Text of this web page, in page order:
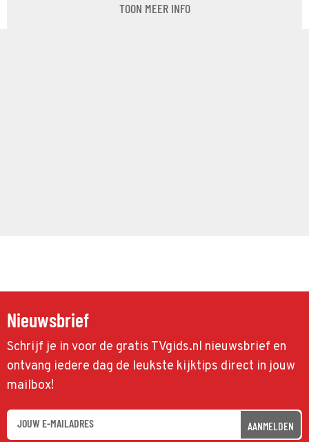
TOON MEER INFO
Nieuwsbrief
Schrijf je in voor de gratis TVgids.nl nieuwsbrief en
ontvang iedere dag de leukste kijktips direct in jouw
mailbox!
AANMELDEN